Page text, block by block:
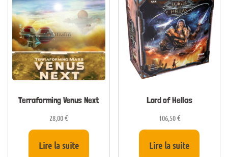
Terraforming Venus Next
28,00€
Lire la suite
Lord of Hellas
106,50€
Lire la suite